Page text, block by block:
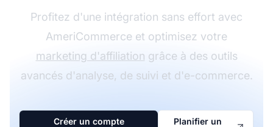
Profitez d'une intégration sans effort avec
AmeriCommerce et optimisez votre
marketing d'affiliation grâce à des outils
avancés d'analyse, de suivi et d'e-commerce.
Créer un compte
Planifier un